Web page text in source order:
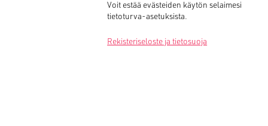
ME
Voit estää evästeiden käytön selaimesi
tietoturva-asetuksista.
Rekisteriseloste ja tietosuoja